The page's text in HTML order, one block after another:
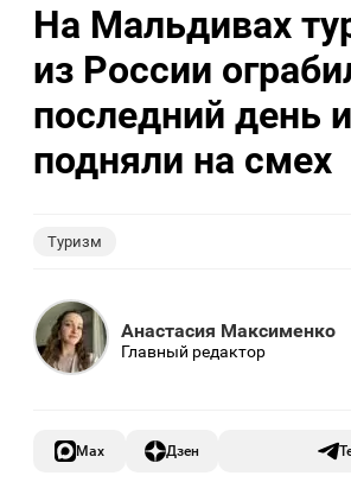
На Мальдивах
из России
последний день и
подняли на смех
Туризм
Анастасия Максименко
Главный редактор
Max Дзен